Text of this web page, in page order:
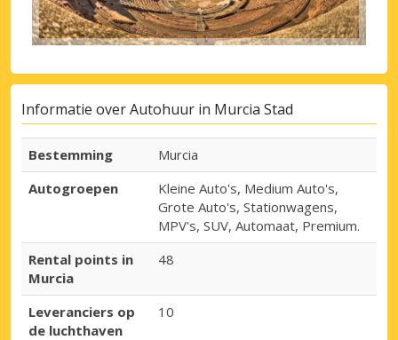
Informatie over Autohuur in Murcia Stad
Bestemming
Murcia
Autogroepen
Kleine Auto's, Medium Auto's,
Grote Auto's, Stationwagens,
MPV's, SUV, Automaat, Premium.
Rental points in
Murcia
48
Leveranciers op
de luchthaven
10